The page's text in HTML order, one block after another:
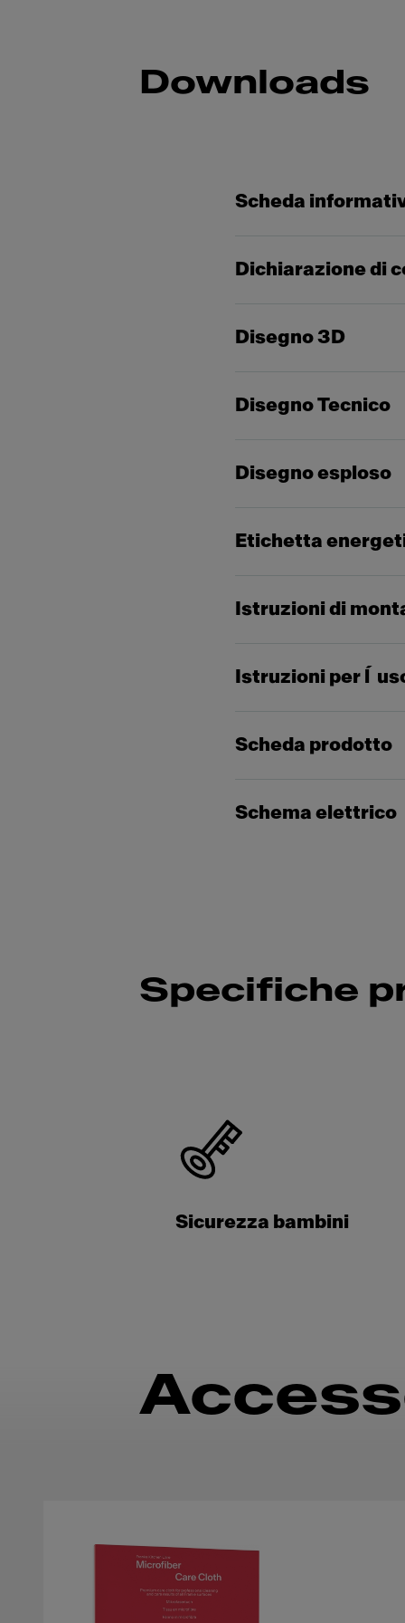
Downloads
Scheda
Dichiarazione di
Disegno 3D
Disegno Tecnico
Disegno esploso
Etichetta
Istruzioni di
Istruzioni per
Scheda prodotto
Schema elettrico
Specifiche
Sicurezza bambini